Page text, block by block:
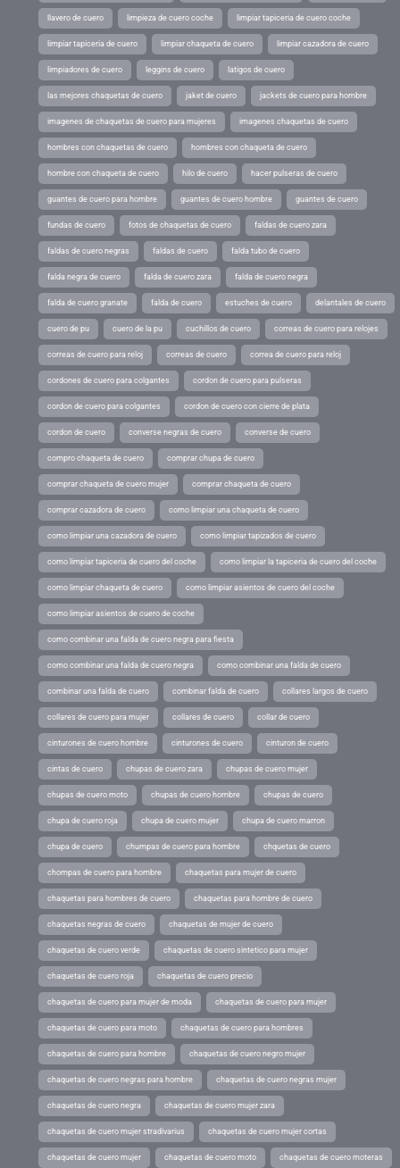
llavero de cuero limpieza de cuero coche limpiar tapiceria de cuero coche
limpiar tapiceria de cuero limpiar chaqueta de cuero limpiar cazadora de cuero
limpiadores de cuero leggins de cuero latigos de cuero
las mejores chaquetas de cuero jaket de cuero jackets de cuero para hombre
imagenes de chaquetas de cuero para mujeres imagenes chaquetas de cuero
hombres con chaquetas de cuero hombres con chaqueta de cuero
hombre con chaqueta de cuero hilo de cuero hacer pulseras de cuero
guantes de cuero para hombre guantes de cuero hombre guantes de cuero
fundas de cuero fotos de chaquetas de cuero faldas de cuero zara
faldas de cuero negras faldas de cuero falda tubo de cuero
falda negra de cuero falda de cuero zara falda de cuero negra
falda de cuero granate falda de cuero estuches de cuero delantales de cuero
cuero de pu cuero de la pu cuchillos de cuero correas de cuero para relojes
correas de cuero para reloj correas de cuero correa de cuero para reloj
cordones de cuero para colgantes cordon de cuero para pulseras
cordon de cuero para colgantes cordon de cuero con cierre de plata
cordon de cuero converse negras de cuero converse de cuero
compro chaqueta de cuero comprar chupa de cuero
comprar chaqueta de cuero mujer comprar chaqueta de cuero
comprar cazadora de cuero como limpiar una chaqueta de cuero
como limpiar una cazadora de cuero como limpiar tapizados de cuero
como limpiar tapiceria de cuero del coche como limpiar la tapiceria de cuero del coche
como limpiar chaqueta de cuero como limpiar asientos de cuero del coche
como limpiar asientos de cuero de coche
como combinar una falda de cuero negra para fiesta
como combinar una falda de cuero negra como combinar una falda de cuero
combinar una falda de cuero combinar falda de cuero collares largos de cuero
collares de cuero para mujer collares de cuero collar de cuero
cinturones de cuero hombre cinturones de cuero cinturon de cuero
cintas de cuero chupas de cuero zara chupas de cuero mujer
chupas de cuero moto chupas de cuero hombre chupas de cuero
chupa de cuero roja chupa de cuero mujer chupa de cuero marron
chupa de cuero chumpas de cuero para hombre chquetas de cuero
chompas de cuero para hombre chaquetas para mujer de cuero
chaquetas para hombres de cuero chaquetas para hombre de cuero
chaquetas negras de cuero chaquetas de mujer de cuero
chaquetas de cuero verde chaquetas de cuero sintetico para mujer
chaquetas de cuero roja chaquetas de cuero precio
chaquetas de cuero para mujer de moda chaquetas de cuero para mujer
chaquetas de cuero para moto chaquetas de cuero para hombres
chaquetas de cuero para hombre chaquetas de cuero negro mujer
chaquetas de cuero negras para hombre chaquetas de cuero negras mujer
chaquetas de cuero negra chaquetas de cuero mujer zara
chaquetas de cuero mujer stradivarius chaquetas de cuero mujer cortas
chaquetas de cuero mujer chaquetas de cuero moto chaquetas de cuero moteras